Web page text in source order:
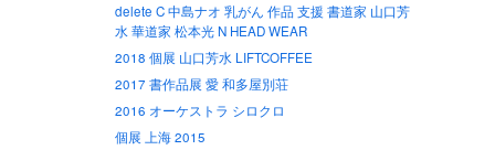
delete C 中島ナオ 乳がん 作品 支援 書道家 山口芳
水 華道家 松本光 N HEAD WEAR
2018 個展 山口芳水 LIFTCOFFEE
2017 書作品展 愛 和多屋別荘
2016 オーケストラ シロクロ
個展 上海 2015